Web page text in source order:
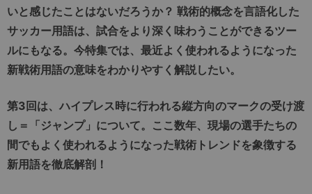
いと感じたことはないだろうか？ 戦術的概念を言語化した
サッカー用語は、試合をより深く味わうことができるツー
ルにもなる。今特集では、最近よく使われるようになった
新戦術用語の意味をわかりやすく解説したい。
第3回は、ハイプレス時に行われる縦方向のマークの受け渡
し＝「ジャンプ」について。ここ数年、現場の選手たちの
間でもよく使われるようになった戦術トレンドを象徴する
新用語を徹底解剖！